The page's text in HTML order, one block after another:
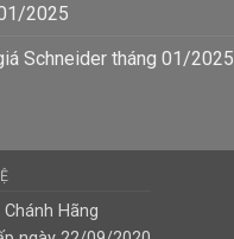
2025
Schneider tháng 01/2025
Hãng